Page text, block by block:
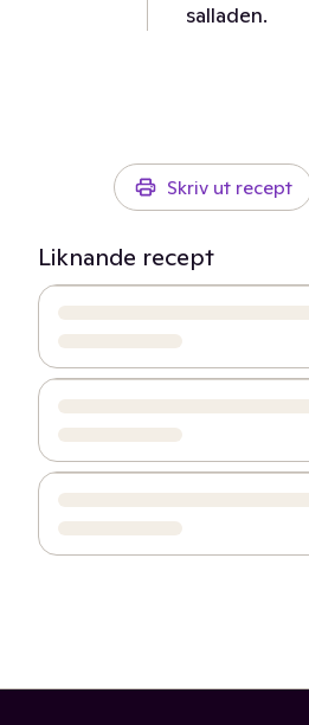
salladen.
Skriv ut recept
Liknande recept